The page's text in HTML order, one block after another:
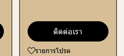
ติดต่อเรา
รายการโปรด